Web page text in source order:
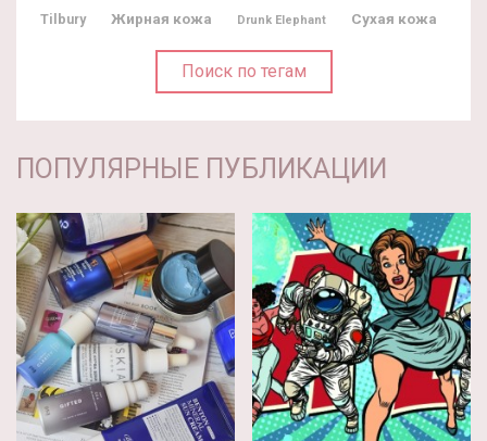
Tilbury
Жирная кожа Drunk Elephant Сухая кожа
Поиск по тегам
ПОПУЛЯРНЫЕ ПУБЛИКАЦИИ